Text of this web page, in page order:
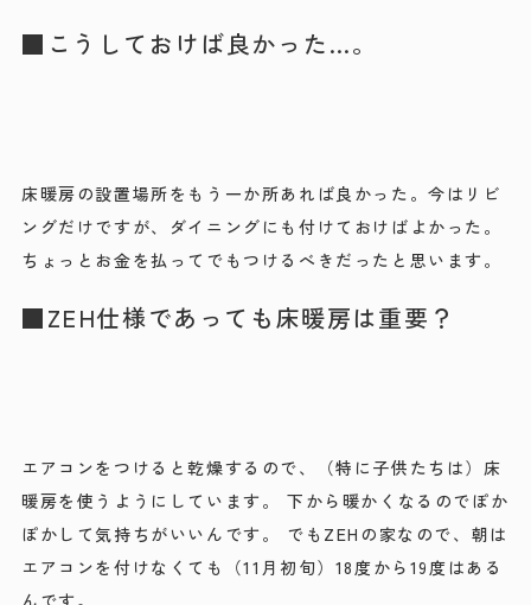
■こうしておけば良かった…。
床暖房の設置場所をもう一か所あれば良かった。今はリビ
ングだけですが、ダイニングにも付けておけばよかった。
ちょっとお金を払ってでもつけるべきだったと思います。
■ZEH仕様であっても床暖房は重要？
エアコンをつけると乾燥するので、（特に子供たちは）床
暖房を使うようにしています。 下から暖かくなるのでぽか
ぽかして気持ちがいいんです。 でもZEHの家なので、朝は
エアコンを付けなくても（11月初旬）18度から19度はある
んです。